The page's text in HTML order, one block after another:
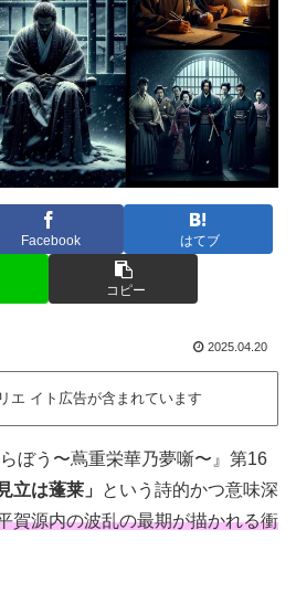
Facebook はてブ
コピー
2025.04.20
エ イト広告が含まれています
ぼう〜蔦重栄華乃夢噺〜』第16
立は蓬莱」
という詩的かつ意味深
賀源内の波乱の最期が描かれる衝